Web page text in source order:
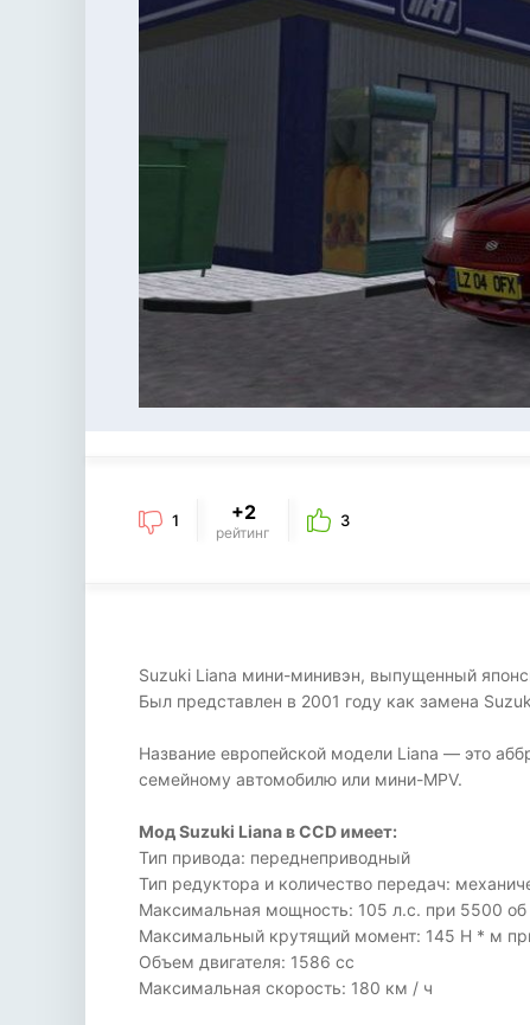
1 +2
рейтинг
3
Suzuki Liana мини-минивэн, выпущенный
Был представлен в 2001 году как замена
Название европейской модели Liana — это
семейному автомобилю или мини-MPV.
Мод Suzuki Liana в CCD имеет:
Тип привода: переднеприводный
Тип редуктора и количество передач:
Максимальная мощность: 105 л.с. при 5500
Максимальный крутящий момент: 145 Н * м
Объем двигателя: 1586 cc
Максимальная скорость: 180 км / ч